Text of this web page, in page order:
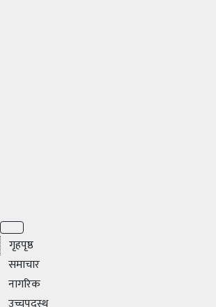
गृहपृष्ठ
समाचार
नागरिक